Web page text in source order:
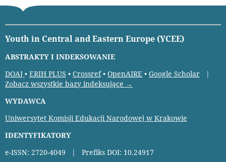
Youth in Central and Eastern Europe (YCEE)
ABSTRAKTY I INDEKSOWANIE
DOAJ • ERIH PLUS • Crossref• OpenAIRE • Google Scholar |
Zobacz wszystkie bazy indeksujące →
WYDAWCA
Uniwersytet Komisji Edukacji Narodowej w Krakowie
IDENTYFIKATORY
e-ISSN: 2720-4049 | Prefiks DOI: 10.24917